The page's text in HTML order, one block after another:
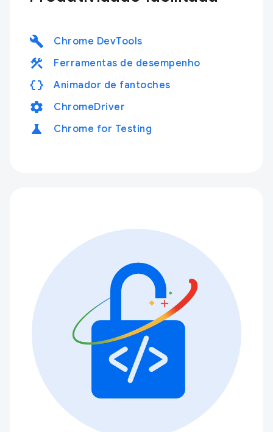
build Chrome DevTools
construction Ferramentas de desempenho
data_object Animador de fantoches
settings ChromeDriver
science Chrome for Testing